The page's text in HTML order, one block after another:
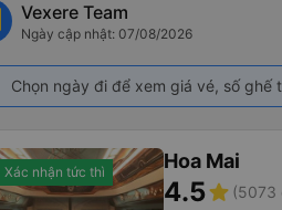
Vexere Team
Ngày cập nhật: 07/08/2026
Chọn ngày đi để xem giá vé, số
Xác nhận tức thì Hoa Mai
4.5star (5073